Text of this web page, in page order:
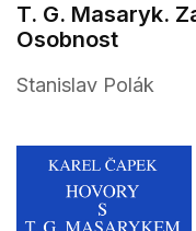
T. G. Masaryk.
Osobnost
Stanislav Polák